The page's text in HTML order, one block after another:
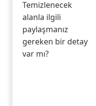
Temizlenecek
alanla ilgili
paylaşmanız
gereken bir detay
var mı?